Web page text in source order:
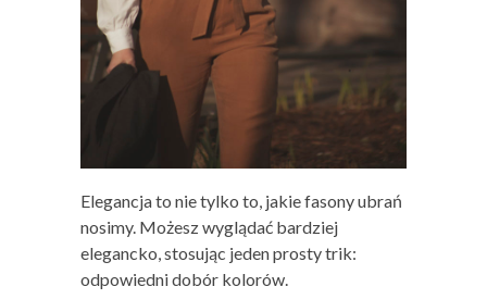
Elegancja to nie tylko to, jakie fasony ubrań
nosimy. Możesz wyglądać bardziej
elegancko, stosując jeden prosty trik:
odpowiedni dobór kolorów.